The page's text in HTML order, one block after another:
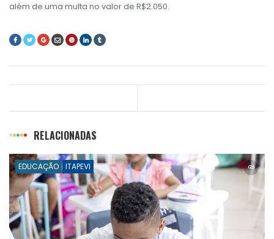
além de uma multa no valor de R$2.050.
RELACIONADAS
EDUCAÇÃO ITAPEVI